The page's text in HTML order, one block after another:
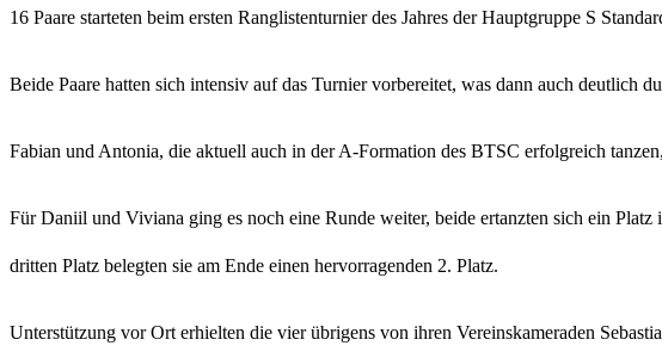
16 Paare starteten beim ersten Ranglistenturnier des Jahres der Hauptgruppe S
Beide Paare hatten sich intensiv auf das Turnier vorbereitet, was dann auch deutlich
Fabian und Antonia, die aktuell auch in der A-Formation des BTSC erfolgreich
Für Daniil und Viviana ging es noch eine Runde weiter, beide ertanzten sich ein
dritten Platz belegten sie am Ende einen hervorragenden 2. Platz.
Unterstützung vor Ort erhielten die vier übrigens von ihren Vereinskameraden